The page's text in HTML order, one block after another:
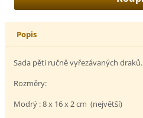
Popis
Sada pěti ručně vyřezávaných draků.
Rozměry:
Modrý : 8 x 16 x 2 cm (největší)